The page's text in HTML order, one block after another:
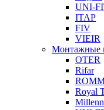
UNI-
ITAP
FIV
VIEIR
Монтажные
OTER
Rifar
Royal